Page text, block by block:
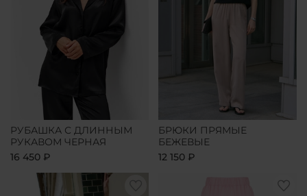
РУБАШКА С ДЛИННЫМ
РУКАВОМ ЧЕРНАЯ
16 450 ₽
БРЮКИ ПРЯМЫЕ
БЕЖЕВЫЕ
12 150 ₽